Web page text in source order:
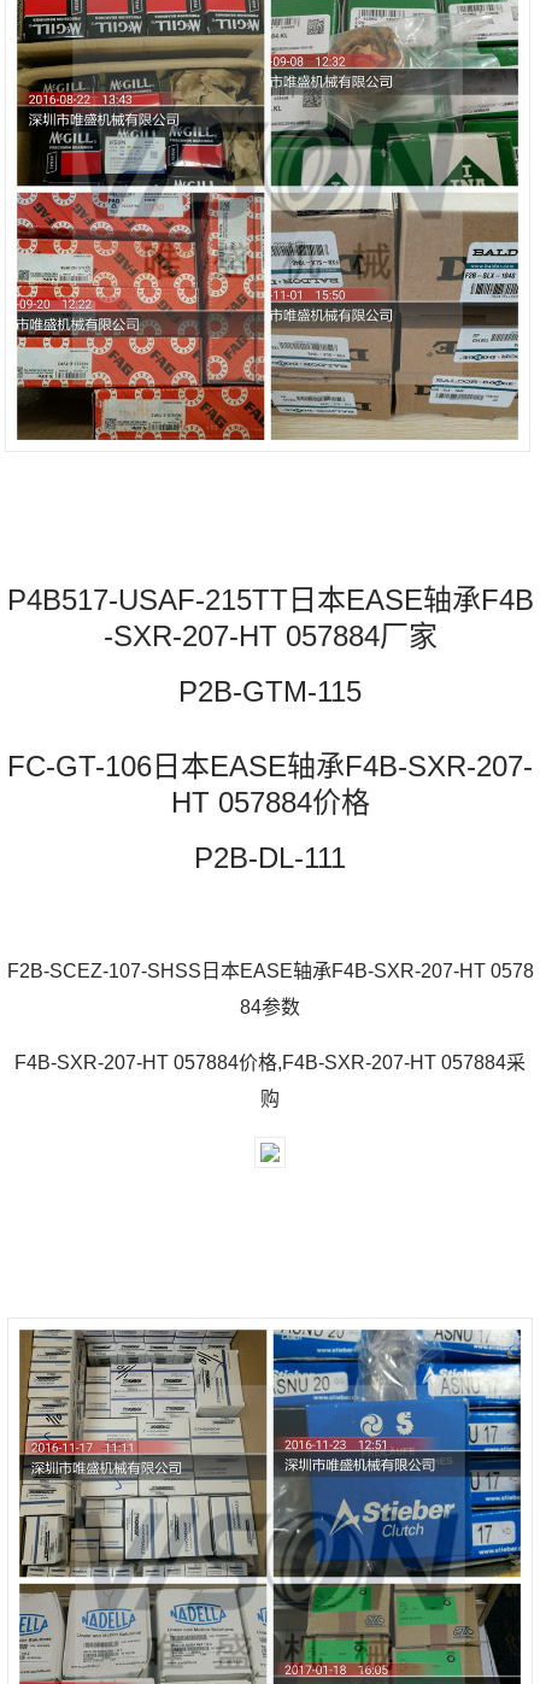
P4B517-USAF-215TT日本EASE轴承F4B
-SXR-207-HT 057884厂家
P2B-GTM-115
FC-GT-106日本EASE轴承F4B-SXR-207-
HT 057884价格
P2B-DL-111
F2B-SCEZ-107-SHSS日本EASE轴承F4B-SXR-207-HT 0578
84参数
F4B-SXR-207-HT 057884价格,F4B-SXR-207-HT 057884采
购